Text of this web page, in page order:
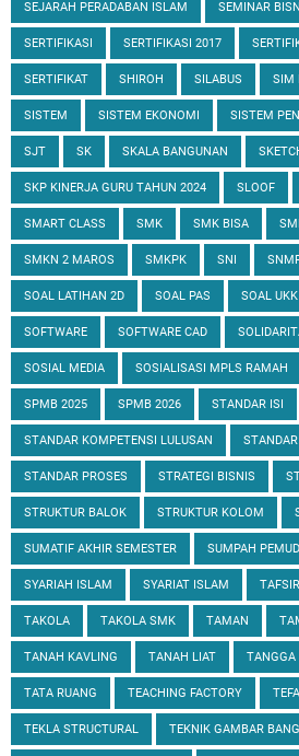
SEJARAH PERADABAN ISLAM SEMINAR
SERTIFIKASI SERTIFIKASI 2017
SERTIFIKAT SHIROH SILABUS SIM
SISTEM SISTEM EKONOMI SISTEM
SJT SK SKALA BANGUNAN
SKP KINERJA GURU TAHUN 2024 SLOOF
SMART CLASS SMK SMK BISA
SMKN 2 MAROS SMKPK SNI
SOAL LATIHAN 2D SOAL PAS SOAL
SOFTWARE SOFTWARE CAD
SOSIAL MEDIA SOSIALISASI MPLS RAMAH
SPMB 2025 SPMB 2026 STANDAR ISI
STANDAR KOMPETENSI LULUSAN
STANDAR PROSES STRATEGI BISNIS
STRUKTUR BALOK STRUKTUR KOLOM
SUMATIF AKHIR SEMESTER SUMPAH
SYARIAH ISLAM SYARIAT ISLAM TAFSIR
TAKOLA TAKOLA SMK TAMAN
TANAH KAVLING TANAH LIAT TANGGA
TATA RUANG TEACHING FACTORY
TEKLA STRUCTURAL TEKNIK GAMBAR